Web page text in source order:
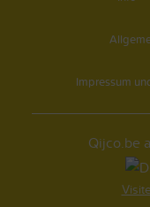
Impressum
Qijco.be